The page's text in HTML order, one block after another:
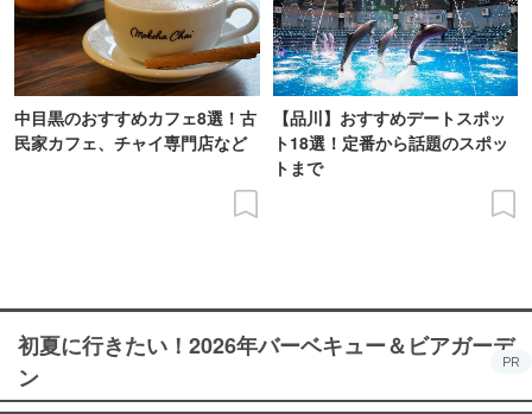
中目黒のおすすめカフェ8選！古
民家カフェ、チャイ専門店など
【品川】おすすめデートスポッ
ト18選！定番から話題のスポッ
トまで
初夏に行きたい！2026年バーベキュー＆ビアガーデ
ン
PR